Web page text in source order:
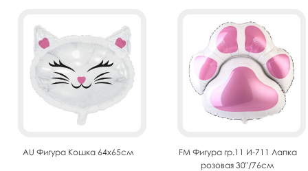
AU Фигура Кошка 64х65см
FM Фигура гр.11 И-711 Лапка
розовая 30"/76см